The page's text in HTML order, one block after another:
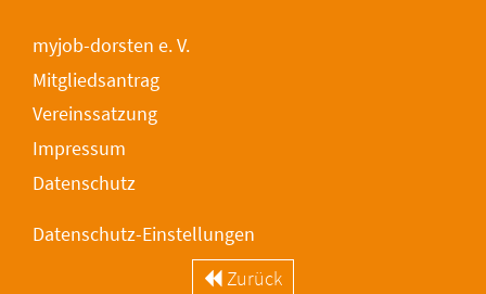
Zurück
myjob-dorsten e. V.
Mitgliedsantrag
Vereinssatzung
Impressum
Datenschutz
Datenschutz-Einstellungen